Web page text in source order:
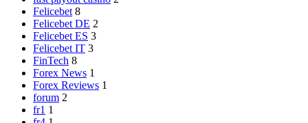
Felicebet 8
Felicebet DE 2
Felicebet ES 3
Felicebet IT 3
FinTech 8
Forex News 1
Forex Reviews 1
forum 2
fr1 1